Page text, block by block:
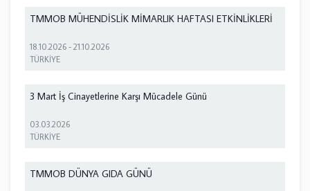
TMMOB MÜHENDİSLİK MİMARLIK HAFTASI ETKİNLİKLERİ
18.10.2026 -21.10.2026
TÜRKİYE
3 Mart İş Cinayetlerine Karşı Mücadele Günü
03.03.2026
TÜRKİYE
TMMOB DÜNYA GIDA GÜNÜ